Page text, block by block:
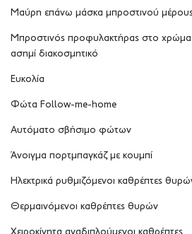
Μαύρη επάνω μάσκα μπροστινού
Μπροστινός προφυλακτήρας στο
ασημί διακοσμητικό
Ευκολία
Φώτα Follow-me-home
Αυτόματο σβήσιμο φώτων
Άνοιγμα πορτμπαγκάζ με κουμπί
Ηλεκτρικά ρυθμιζόμενοι καθρέπτες
Θερμαινόμενοι καθρέπτες θυρών